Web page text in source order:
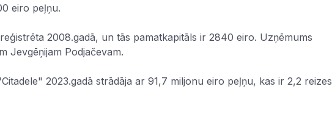
eiro peļņu.
2008.gadā, un tās pamatkapitāls ir 2840 eiro. Uzņēmums
Jevgēņijam Podjačevam.
2023.gadā strādāja ar 91,7 miljonu eiro peļņu, kas ir 2,2 reizes